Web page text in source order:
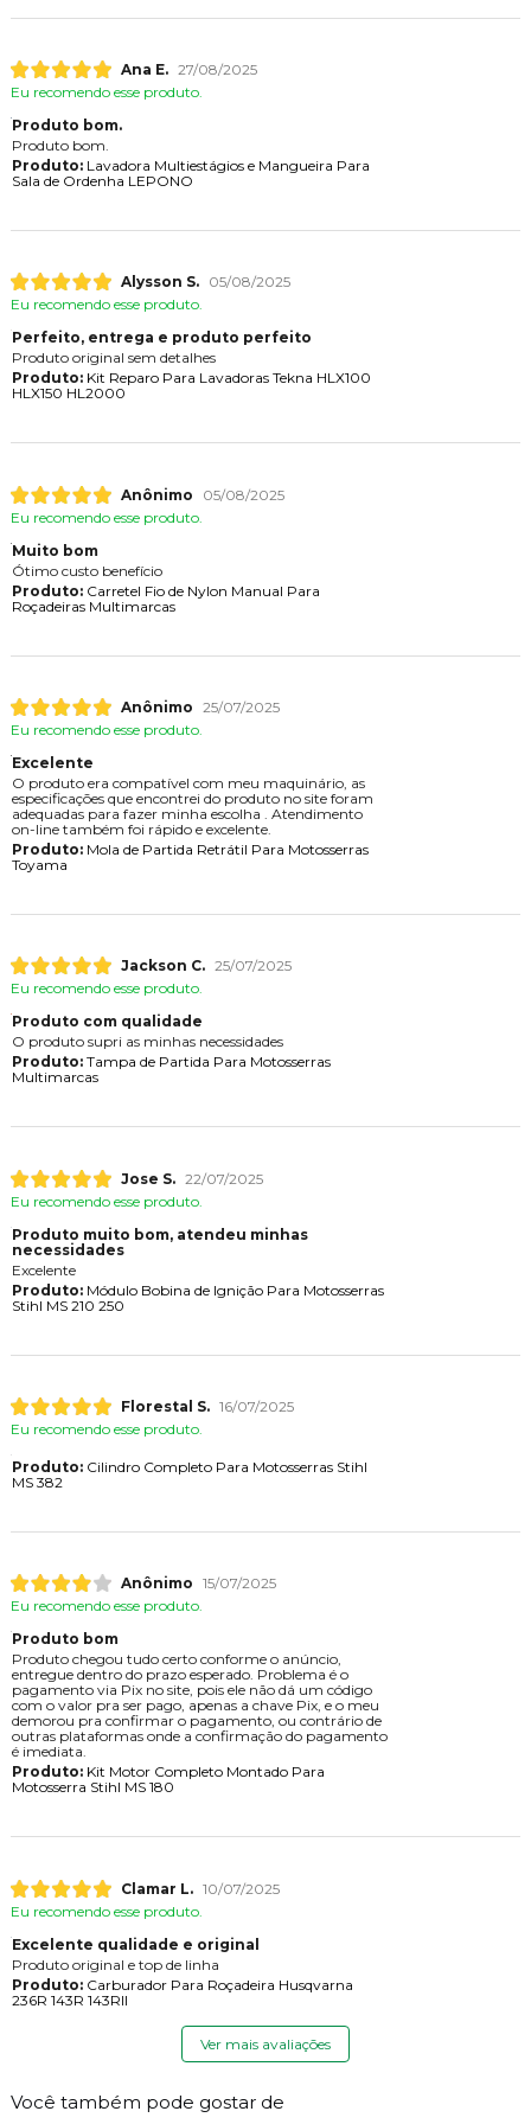
Ana E. 27/08/2025
Eu recomendo esse produto.
Produto bom.
Produto bom.
Produto:Lavadora Multiestágios e Mangueira Para
Sala de Ordenha LEPONO
Alysson S.
05/08/2025
Eu recomendo esse produto.
Perfeito, entrega e produto perfeito
Produto original sem detalhes
Produto:Kit Reparo Para Lavadoras Tekna HLX100
HLX150 HL2000
Anônimo
05/08/2025
Eu recomendo esse produto.
Muito bom
Ótimo custo benefício
Produto:Carretel Fio de Nylon Manual Para
Roçadeiras Multimarcas
Anônimo 25/07/2025
Eu recomendo esse produto.
Excelente
O produto era compatível com meu maquinário, as
especificações que encontrei do produto no site foram
adequadas para fazer minha escolha . Atendimento
on-line também foi rápido e excelente.
Produto:Mola de Partida Retrátil Para Motosserras
Toyama
Jackson C. 25/07/2025
Eu recomendo esse produto.
Produto com qualidade
O produto supri as minhas necessidades
Produto:Tampa de Partida Para Motosserras
Multimarcas
Jose S. 22/07/2025
Eu recomendo esse produto.
Produto muito bom, atendeu minhas
necessidades
Excelente
Produto:Módulo Bobina de Ignição Para Motosserras
Stihl MS 210 250
Florestal S. 16/07/2025
Eu recomendo esse produto.
Produto:Cilindro Completo Para Motosserras Stihl
MS 382
Anônimo 15/07/2025
Eu recomendo esse produto.
Produto bom
Produto chegou tudo certo conforme o anúncio,
entregue dentro do prazo esperado. Problema é o
pagamento via Pix no site, pois ele não dá um código
com o valor pra ser pago, apenas a chave Pix, e o meu
demorou pra confirmar o pagamento, ou contrário de
outras plataformas onde a confirmação do pagamento
é imediata.
Produto:Kit Motor Completo Montado Para
Motosserra Stihl MS 180
Clamar L. 10/07/2025
Eu recomendo esse produto.
Excelente qualidade e original
Produto original e top de linha
Produto:Carburador Para Roçadeira Husqvarna
236R 143R 143RII
Ver mais avaliações
Você também pode gostar de